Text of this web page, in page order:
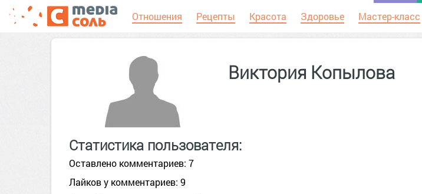
Отношения Рецепты Красота Здоровье Мастер-класс
Виктория Копылова
Статистика пользователя:
Оставлено комментариев: 7
Лайков у комментариев: 9